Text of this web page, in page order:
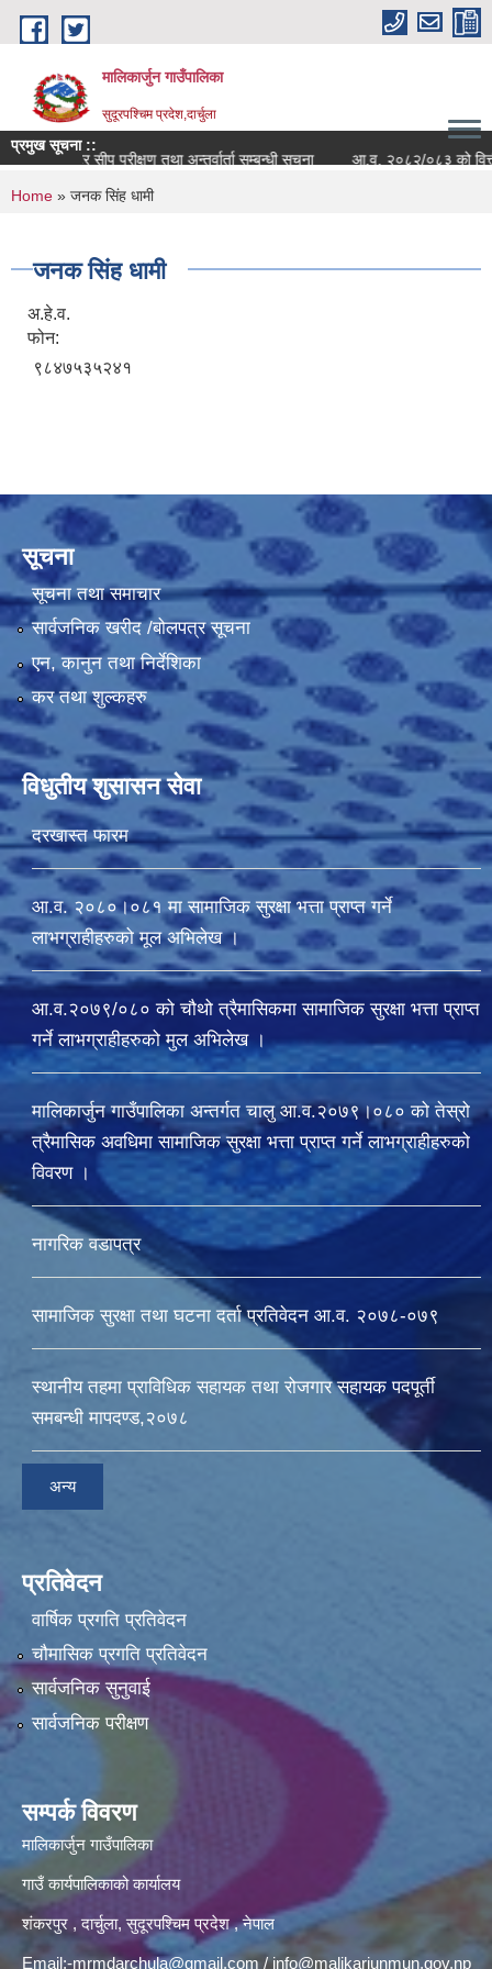
Skip to main content
मालिकार्जुन गाउँपालिका
सुदूरपश्चिम प्रदेश,दार्चुला
प्रमुख सूचना ::
कम्प्युटर सीप परीक्षण तथा अन्तर्वार्ता सम्बन्धी सूचना
आ.व. २०८२/०८३ को वित्तीय
You are here
Home » जनक सिंह धामी
जनक सिंह धामी
अ.हे.व.
फोन:
९८४७५३५२४१
सूचना
सूचना तथा समाचार
सार्वजनिक खरीद /बोलपत्र सूचना
एन, कानुन तथा निर्देशिका
कर तथा शुल्कहरु
विधुतीय शुसासन सेवा
दरखास्त फारम
आ.व. २०८०।०८१ मा सामाजिक सुरक्षा भत्ता प्राप्त गर्ने
लाभग्राहीहरुको मूल अभिलेख ।
आ.व.२०७९/०८० को चौथो त्रैमासिकमा सामाजिक सुरक्षा भत्ता प्राप्त
गर्ने लाभग्राहीहरुको मुल अभिलेख ।
मालिकार्जुन गाउँपालिका अन्तर्गत चालु आ‍.व.२०७९।०८० को तेस्रो
त्रैमासिक अवधिमा सामाजिक सुरक्षा भत्ता प्राप्त गर्ने लाभग्राहीहरुको
विवरण ।
नागरिक वडापत्र
सामाजिक सुरक्षा तथा घटना दर्ता प्रतिवेदन आ.व. २०७८-०७९
स्थानीय तहमा प्राविधिक सहायक तथा रोजगार सहायक पदपूर्ती
समबन्धी मापदण्ड,२०७८
अन्य
प्रतिवेदन
वार्षिक प्रगति प्रतिवेदन
चौमासिक प्रगति प्रतिवेदन
सार्वजनिक सुनुवाई
सार्वजनिक परीक्षण
सम्पर्क विवरण
मालिकार्जुन गाउँपालिका
गाउँ कार्यपालिकाको कार्यालय
शंकरपुर , दार्चुला, सुदूरपश्चिम प्रदेश , नेपाल
Email:-mrmdarchula@gmail.com /info@malikarjunmun.gov.np